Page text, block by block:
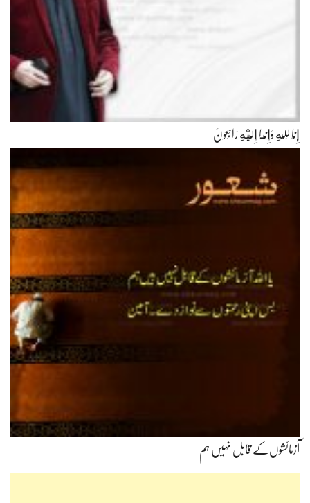
إِنَّا لِلّهِ وَإِنَّـا إِلَيْهِ رَاجِعونَ
آزمائشوں‌کے قابل نہیں ہم